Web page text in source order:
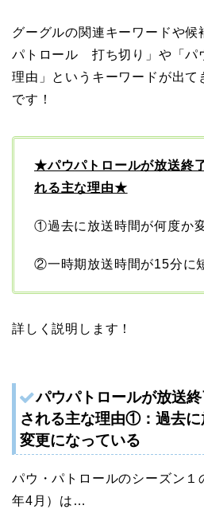
グーグルの関連キーワードや候
パトロール 打ち切り」や「
理由」というキーワードが出て
です！
★パウパトロールが放送終
れる主な理由★
①過去に放送時間が何度か
②一時期放送時間が15分に
詳しく説明します！
パウパトロールが放送
される主な理由①：過去
変更になっている
パウ・パトロールのシーズン
年4月）は…